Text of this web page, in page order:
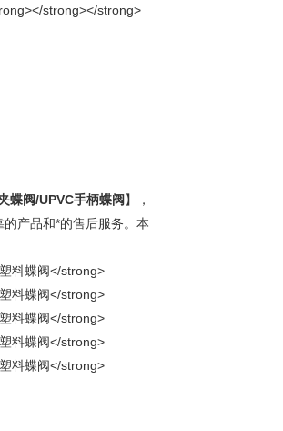
蝶阀/UPVC手柄蝶阀 】，
产品和*的售后服务。本